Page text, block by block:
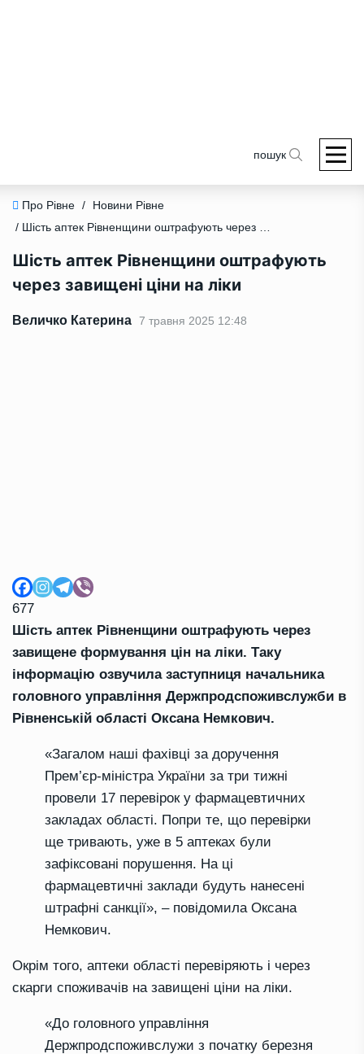
пошук
Про Рівне /
Новини Рівне
/ Шість аптек Рівненщини оштрафують через завищені ціни на ліки
Шість аптек Рівненщини оштрафують
через завищені ціни на ліки
Величко Катерина 7 травня 2025 12:48
677
Шість аптек Рівненщини оштрафують через
завищене формування цін на ліки. Таку
інформацію озвучила заступниця начальника
головного управління Держпродспоживслужби в
Рівненській області Оксана Немкович.
«Загалом наші фахівці за доручення
Прем’єр-міністра України за три тижні
провели 17 перевірок у фармацевтичних
закладах області. Попри те, що перевірки
ще тривають, уже в 5 аптеках були
зафіксовані порушення. На ці
фармацевтичні заклади будуть нанесені
штрафні санкції», – повідомила Оксана
Немкович.
Окрім того, аптеки області перевіряють і через
скарги споживачів на завищені ціни на ліки.
«До головного управління
Держпродспоживслужи з початку березня